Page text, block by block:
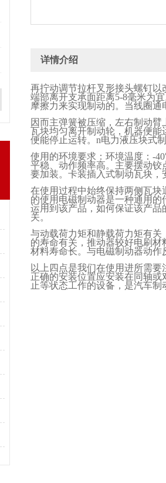
详情介绍
再拧动调节拉杆叉形接头螺钉
端部离开支承面距离5-8毫米为
摩擦力来实现制动的。当线圈
因而主弹簧被压缩，左右制动
瓦块均匀离开制动轮，机器便
便能停止运转。 n电力液压块式
使用的环境要求：环境温度： -40
平稳、动作频率高。主要摆动
要加装。卡装插入式制动瓦块，
在使用过程中始终保持两侧瓦块
的使用电磁制动器是一种通用
运用到该产品，如何保证该产
关。
与动载荷力矩和静载荷力矩有
的寿命有关，推动器较好电刷
材料寿命长。与电磁制动器动作
以上四点是我们在使用进所需
正确的安装位置应安装在同轴或
止等状态工作的设备，是汽车制